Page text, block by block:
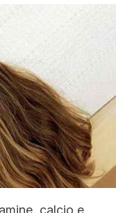
calcio e